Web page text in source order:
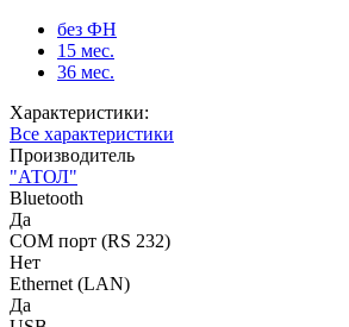
без ФН
15 мес.
36 мес.
Характеристики:
Все характеристики
Производитель
"АТОЛ"
Bluetooth
Да
COM порт (RS 232)
Нет
Ethernet (LAN)
Да